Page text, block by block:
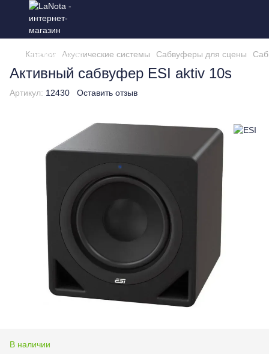
Каталог Акустические системы Сабвуферы для сцены
Активный сабвуфер ESI aktiv 10s
Артикул: 12430 Оставить отзыв
В наличии